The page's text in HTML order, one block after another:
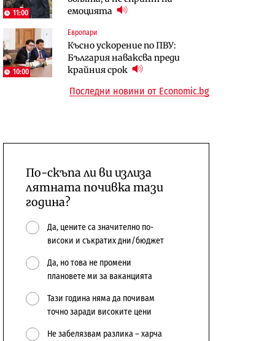
11:00
емоцията
10:00
Европари
Късно ускорение по ПВУ:
България наваксва преди
крайния срок
сушата продължи
Енергетика
Държавният ТЕЦ „Марица
изток 2“ работи с 5 блока
предстои?
Компании
„Ендуросат“ ще строи огромен
космически и отбранителен
център в Доброславци
Последни новини от Economic.bg
По-скъпа ли ви излиза
лятната почивка тази
година?
Да, цените са значително по-
високи и съкратих дни/бюджет
Да, но това не промени
плановете ми за ваканцията
Тази година няма да почивам
точно заради високите цени
Не забелязвам разлика – харча